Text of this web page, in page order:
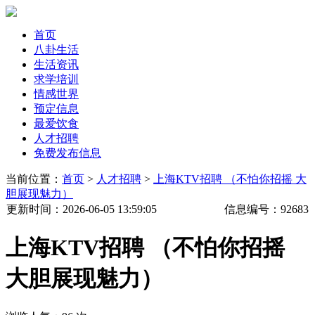
首页
八卦生活
生活资讯
求学培训
情感世界
预定信息
最爱饮食
人才招聘
免费发布信息
当前位置： 首页 > 人才招聘 >
上海KTV招聘 （不怕你招摇 大
胆展现魅力）
更新时间 ：2026-06-05 13:59:05 信息编号： 92683
上海KTV招聘 （不怕你招摇
大胆展现魅力）